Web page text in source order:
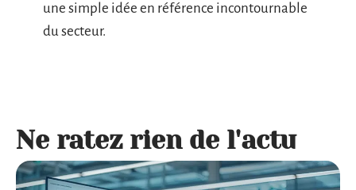
une simple idée en référence incontournable
du secteur.
Ne ratez rien de l'actu